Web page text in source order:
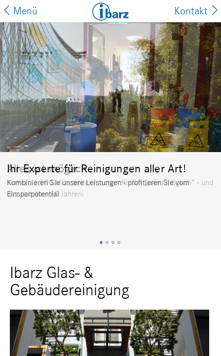
Menü Kontakt
Alles ist möglich
Nahezu 1.000 Mitarbeiter machen für Sie „alles möglich“ - und
das seit über 60 Jahren!
Ibarz Glas- &
Gebäudereinigung